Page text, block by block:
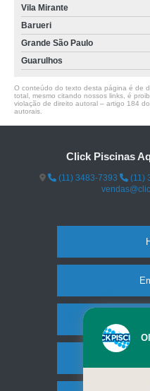
Vila Mirante
Barueri
Grande São Paulo
Guarulhos
O conteúdo do texto desta página é de
total, mesmo citando nossos links, é
violação de direito autoral – artigo 184
autorais
Click Piscinas
(11) 3483-7393 (11)